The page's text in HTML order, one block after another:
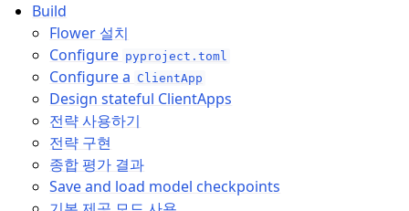
Build
Flower 설치
Configure pyproject.toml
Configure a ClientApp
Design stateful ClientApps
전략 사용하기
전략 구현
종합 평가 결과
Save and load model checkpoints